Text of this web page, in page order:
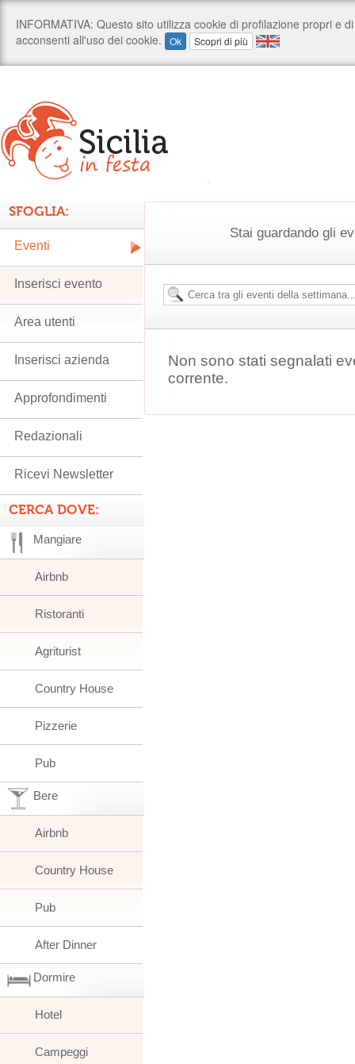
Stai guardando gli
Non sono stati segnalati
corrente.
SFOGLIA:
Eventi
Inserisci evento
Area utenti
Inserisci azienda
Approfondimenti
Redazionali
Ricevi Newsletter
CERCA DOVE:
Mangiare
Airbnb
Ristoranti
Agriturist
Country House
Pizzerie
Pub
Bere
Airbnb
Country House
Pub
After Dinner
Dormire
Hotel
Campeggi